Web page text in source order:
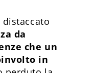
da
che un
in